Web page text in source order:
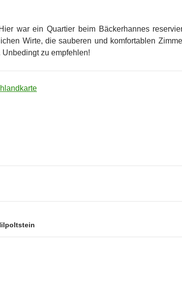
war ein Quartier beim Bäckerhannes
Wirte, die sauberen und komfortablen
zu empfehlen!